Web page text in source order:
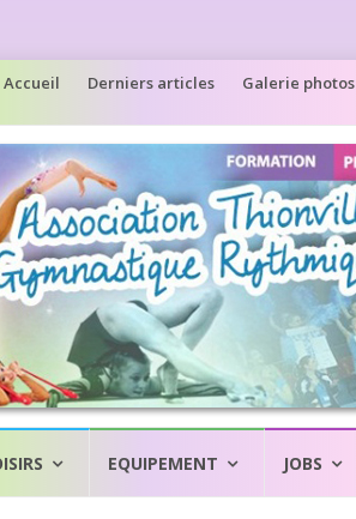
Aller
contenu
Accueil Derniers articles Galerie photos
EQUIPEMENT JOBS